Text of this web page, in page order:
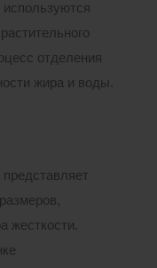
отделения
жира и воды.
жесткости.